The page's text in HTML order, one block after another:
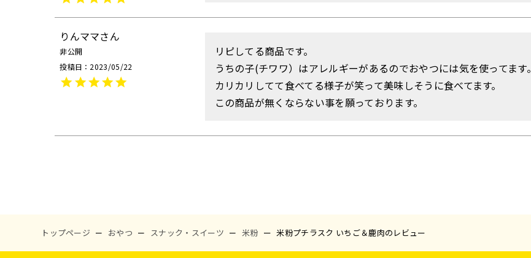
りんママ
非公開
投稿日
2023/05/22
リピしてる商品です。
うちの子(チワワ）はアレルギーがあるのでおやつには気を使ってます。
カリカリしてて食べてる様子が笑って美味しそうに食べてます。
この商品が無くならない事を願っております。
トップページ おやつ スナック・スイーツ 米粉 米粉プチラスク いちご＆鹿肉のレビュー